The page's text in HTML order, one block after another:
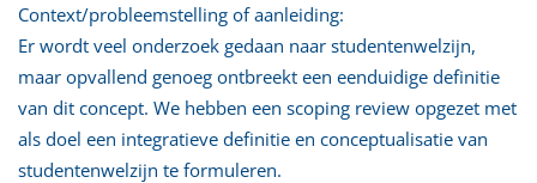
Context/probleemstelling of aanleiding:
Er wordt veel onderzoek gedaan naar studentenwelzijn,
maar opvallend genoeg ontbreekt een eenduidige definitie
van dit concept. We hebben een scoping review opgezet met
als doel een integratieve definitie en conceptualisatie van
studentenwelzijn te formuleren.